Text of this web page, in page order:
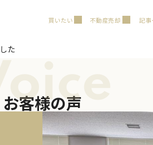
買いたい 不動産売却 記
た
お客様の声